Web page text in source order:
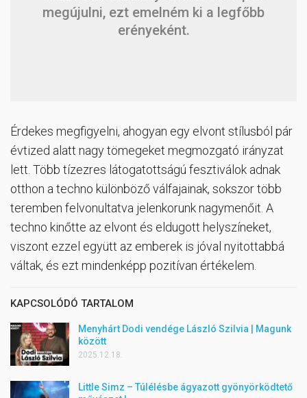
megújulni, ezt emelném ki a legfőbb
erényeként.
Érdekes megfigyelni, ahogyan egy elvont stílusból pár
évtized alatt nagy tömegeket megmozgató irányzat
lett. Több tízezres látogatottságú fesztiválok adnak
otthon a techno különböző válfajainak, sokszor több
teremben felvonultatva jelenkorunk nagymenőit. A
techno kinőtte az elvont és eldugott helyszíneket,
viszont ezzel együtt az emberek is jóval nyitottabbá
váltak, és ezt mindenképp pozitívan értékelem.
KAPCSOLÓDÓ TARTALOM
Menyhárt Dodi vendége László Szilvia | Magunk
között
2025.12.18.
Little Simz – Túlélésbe ágyazott gyönyörködtető